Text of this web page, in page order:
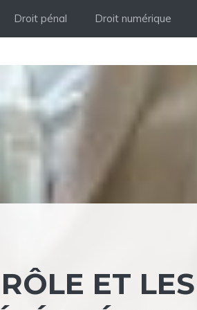
Droit pénal Droit numérique
ET LES